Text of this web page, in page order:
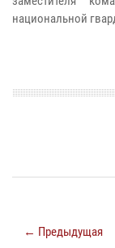
национальной
← Предыдущая